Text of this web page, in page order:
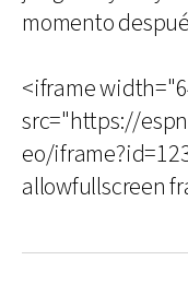
momento
<iframe
src="https://
eo/
allowfullscreen